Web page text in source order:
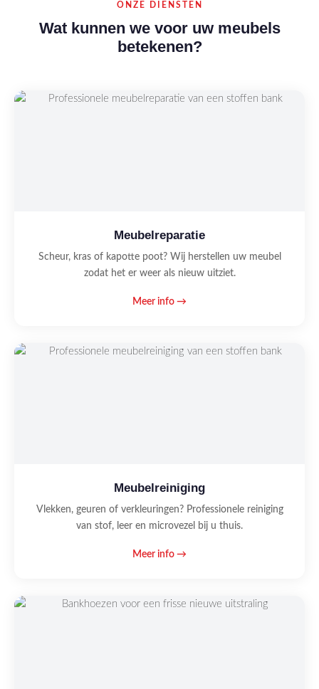
ONZE DIENSTEN
Wat kunnen we voor uw meubels
betekenen?
Meubelreparatie
Scheur, kras of kapotte poot? Wij herstellen uw meubel
zodat het er weer als nieuw uitziet.
Meer info →
Meubelreiniging
Vlekken, geuren of verkleuringen? Professionele reiniging
van stof, leer en microvezel bij u thuis.
Meer info →